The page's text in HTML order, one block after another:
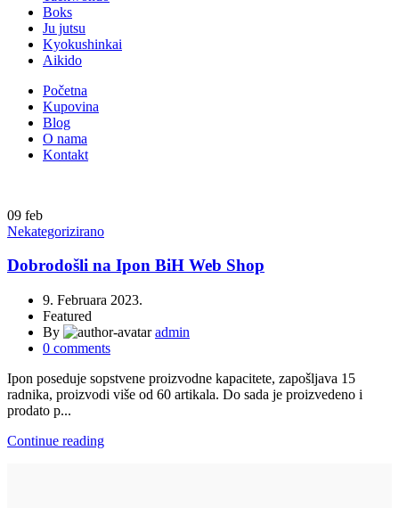
Boks
Ju jutsu
Kyokushinkai
Aikido
Početna
Kupovina
Blog
O nama
Kontakt
09 feb
Nekategorizirano
Dobrodošli na Ipon BiH Web Shop
9. Februara 2023.
Featured
By
admin
0 comments
Ipon poseduje sopstvene proizvodne kapacitete, zapošljava 15
radnika, proizvodi više od 60 artikala. Do sada je proizvedeno i
prodato p...
Continue reading